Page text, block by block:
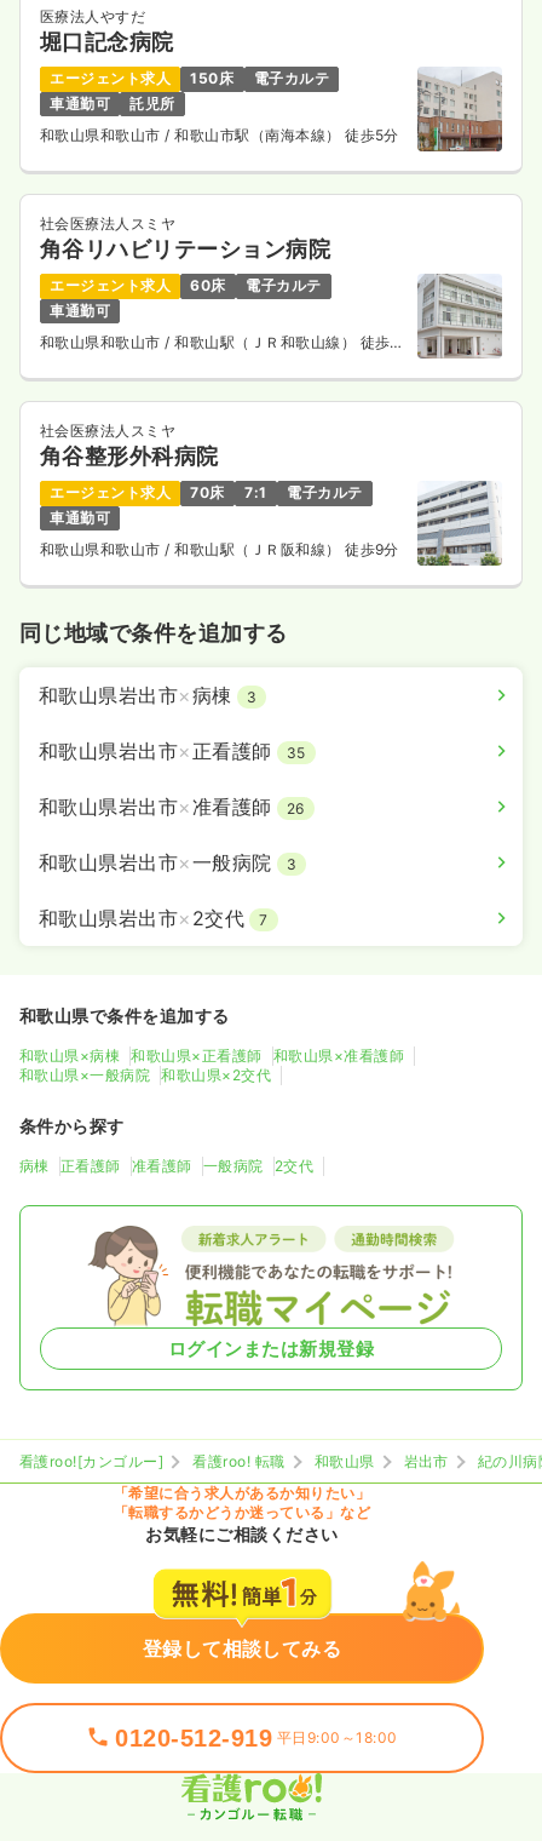
医療法人やすだ
堀口記念病院
エージェント求人 150床
電子カルテ
車通勤可
託児所
和歌山県和歌山市/ 和歌山市駅（南海本線） 徒歩5分
社会医療法人スミヤ
角谷リハビリテーション病院
エージェント求人 60床
電子カルテ
車通勤可
和歌山県和歌山市/ 和歌山駅（ＪＲ和歌山線） 徒歩9
社会医療法人スミヤ
角谷整形外科病院
エージェント求人 70床 7:1
電子カルテ
車通勤可
和歌山県和歌山市/ 和歌山駅（ＪＲ阪和線） 徒歩9分
同じ地域で条件を追加する
和歌山県岩出市×病棟 3
和歌山県岩出市× 正看護師 35
和歌山県岩出市×准看護師 26
和歌山県岩出市×一般病院 3
和歌山県岩出市× 2交代 7
和歌山県で条件を追加する
和歌山県×病棟 和歌山県×正看護師
和歌山県×准看護師
和歌山県×一般病院
和歌山県×2交代
条件から探す
病棟 正看護師 准看護師 一般病院 2交代
ログインまたは新規登録
看護roo![カンゴルー] 看護roo! 転職 和歌山県 岩出市
紀の川病
「希望に合う求人があるか知りたい」
「転職するかどうか迷っている」など
お気軽にご相談ください
登録して相談してみる
0120-512-919 平日9:00～18:00